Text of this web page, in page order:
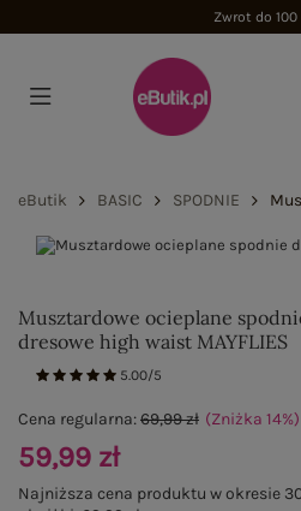
Zwrot do
eButik BASIC SPODNIE
Musztardowe ocieplane
dresowe high waist MAYFLIES
5.00/5
Cena regularna:69,99 zł (Zniżka 14%)
59,99 zł
Najniższa cena produktu w okresie